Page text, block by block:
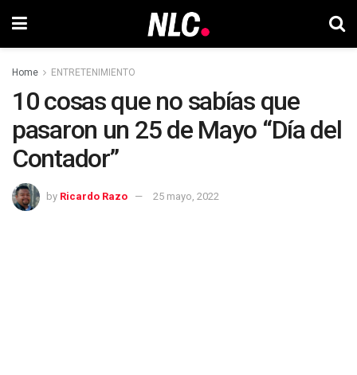
Home ENTRETENIMIENTO
10 cosas que no sabías que
pasaron un 25 de Mayo “Día del
Contador”
by Ricardo Razo 25 mayo, 2022